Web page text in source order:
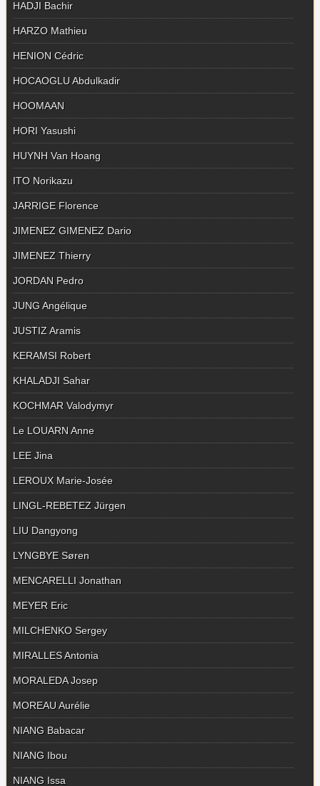
HADJI Bachir
HARZO Mathieu
HENION Cédric
HOCAOGLU Abdulkadir
HOOMAAN
HORI Yasushi
HUYNH Van Hoang
ITO Norikazu
JARRIGE Florence
JIMENEZ GIMENEZ Dario
JIMENEZ Thierry
JORDAN Pedro
JUNG Angélique
JUSTIZ Aramis
KERAMSI Robert
KHALADJI Sahar
KOCHMAR Valodymyr
Le LOUARN Anne
LEE Jina
LEROUX Marie-Josée
LINGL-REBETEZ Jürgen
LIU Dangyong
LYNGBYE Søren
MENCARELLI Jonathan
MEYER Eric
MILCHENKO Sergey
MIRALLES Antonia
MORALEDA Josep
MOREAU Aurélie
NIANG Babacar
NIANG Ibou
NIANG Issa